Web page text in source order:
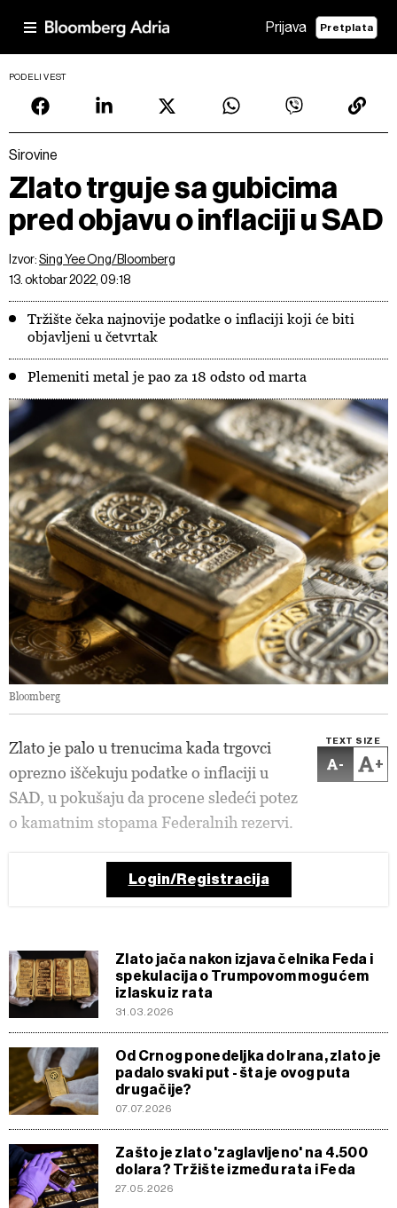
Prijava Pretplata
PODELI VEST
Sirovine
Zlato trguje sa gubicima
pred objavu o inflaciji u SAD
Izvor:Sing Yee Ong/Bloomberg
13. oktobar 2022, 09:18
Tržište čeka najnovije podatke o inflaciji koji će biti
objavljeni u četvrtak
Plemeniti metal je pao za 18 odsto od marta
Bloomberg
TEXT SIZE
- +
Zlato je palo u trenucima kada trgovci
oprezno iščekuju podatke o inflaciji u
SAD, u pokušaju da procene sledeći potez
o kamatnim stopama Federalnih rezervi.
Login/Registracija
Zlato jača nakon izjava čelnika Feda i
spekulacija o Trumpovom mogućem
izlasku iz rata
31.03.2026
Od Crnog ponedeljka do Irana, zlato je
padalo svaki put - šta je ovog puta
drugačije?
07.07.2026
Zašto je zlato 'zaglavljeno' na 4.500
dolara? Tržište između rata i Feda
27.05.2026